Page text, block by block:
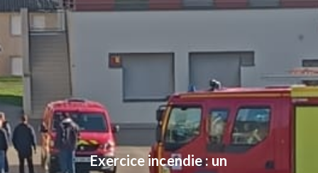
Exercice incendie : un